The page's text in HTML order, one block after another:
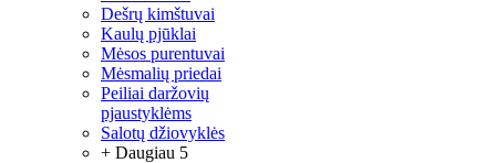
Dešrų kimštuvai
Kaulų pjūklai
Mėsos purentuvai
Mėsmalių priedai
Peiliai daržovių
pjaustyklėms
Salotų džiovyklės
+ Daugiau 5